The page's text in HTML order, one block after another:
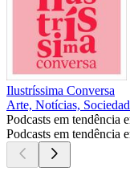
Ilustríssima Conversa
Arte, Notícias,
Podcasts em tendência
Podcasts em tendência